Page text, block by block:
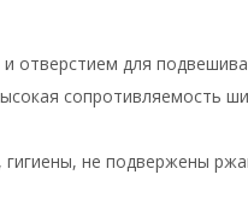
отверстием для
сопротивляемость
не подвержены